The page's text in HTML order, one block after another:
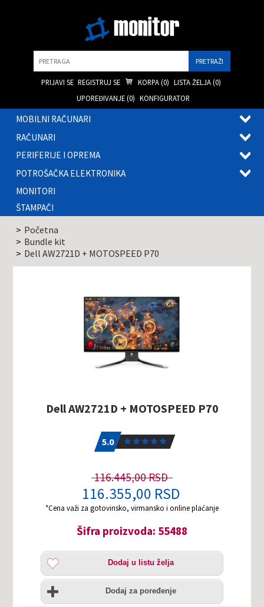
PRIJAVI SE REGISTRUJ SE KORPA (0) LISTA ŽELJA (0)
UPOREĐIVANJE (0) KONFIGURATOR
MOBILNI RAČUNARI
RAČUNARI
PERIFERIJE I OPREMA
POTROŠAČKA ELEKTRONIKA
MONITORI
ŠTAMPAČI
Početna
Bundle kit
Dell AW2721D + MOTOSPEED P70
Dell AW2721D + MOTOSPEED P70
5.0
116.445,00 RSD
116.355,00 RSD
*Cena važi za gotovinsko, virmansko i online plaćanje
Šifra proizvoda: 55488
Dodaj
listu
želja
Dodaj u listu želja
Uporedi
Dodaj za poređenje